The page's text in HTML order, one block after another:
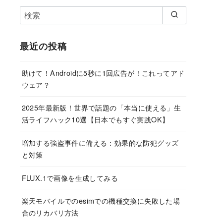
最近の投稿
助けて！Androidに5秒に1回広告が！これってアド
ウェア？
2025年最新版！世界で話題の「本当に使える」生
活ライフハック10選【日本でもすぐ実践OK】
増加する強盗事件に備える：効果的な防犯グッズ
と対策
FLUX.1で画像を生成してみる
楽天モバイルでのesimでの機種交換に失敗した場
合のリカバリ方法